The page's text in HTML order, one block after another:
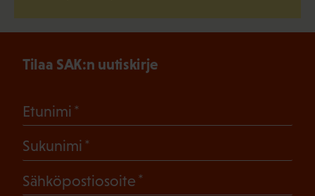
Tilaa SAK:n uutiskirje
Etunimi
Sukunimi
Sähköpostiosoite